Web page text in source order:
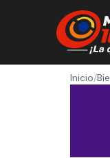
Inicio/